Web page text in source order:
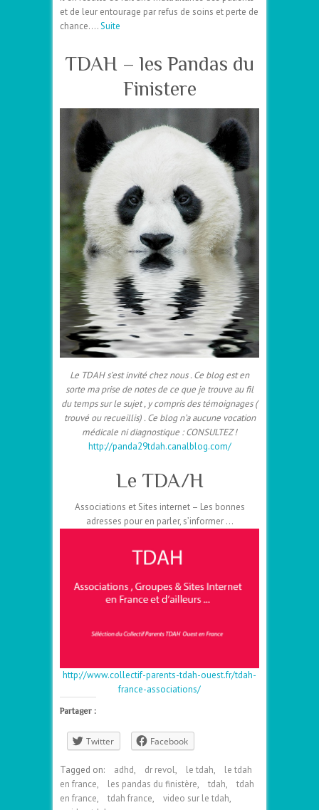
et de leur entourage par refus de soins et perte de
chance….Suite
TDAH – les Pandas du
Finistere
Le TDAH s’est invité chez nous . Ce blog est en
sorte ma prise de notes de ce que je trouve au fil
du temps sur le sujet , y compris des témoignages (
trouvé ou recueillis) . Ce blog n’a aucune vocation
médicale ni diagnostique : CONSULTEZ !
http://panda29tdah.canalblog.com/
Le TDA/H
Associations et Sites internet – Les bonnes
adresses pour en parler, s’informer …
http://www.collectif-parents-tdah-ouest.fr/tdah-
france-associations/
Partager :
Twitter Facebook
Tagged on: adhd, dr revol, le tdah,
le tdah
en france, les pandas du finistère, tdah,
tdah
en france, tdah france, video sur le tdah,